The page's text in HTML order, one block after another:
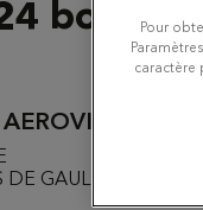
GAULLE
Pour
caractère